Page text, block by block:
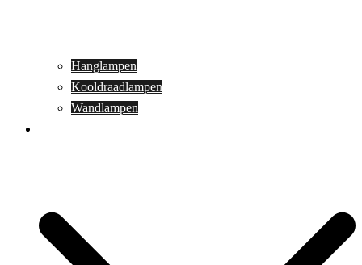
Hanglampen
Kooldraadlampen
Wandlampen